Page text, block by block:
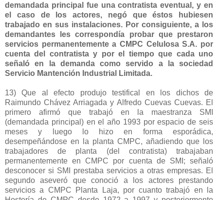
demandada principal fue una contratista eventual, y en
el caso de los actores, negó que éstos hubiesen
trabajado en sus instalaciones. Por consiguiente, a los
demandantes les correspondía probar que prestaron
servicios permanentemente a CMPC Celulosa S.A. por
cuenta del contratista y por el tiempo que cada uno
señaló en la demanda como servido a la sociedad
Servicio Mantención Industrial Limitada.
13) Que al efecto produjo testifical en los dichos de
Raimundo Chávez Arriagada y Alfredo Cuevas Cuevas. El
primero afirmó que trabajó en la maestranza SMI
(demandada principal) en el año 1993 por espacio de seis
meses y luego lo hizo en forma esporádica,
desempeñándose en la planta CMPC, añadiendo que los
trabajadores de planta (del contratista) trabajaban
permanentemente en CMPC por cuenta de SMI; señaló
desconocer si SMI prestaba servicios a otras empresas. El
segundo aseveró que conoció a los actores prestando
servicios a CMPC Planta Laja, por cuanto trabajó en la